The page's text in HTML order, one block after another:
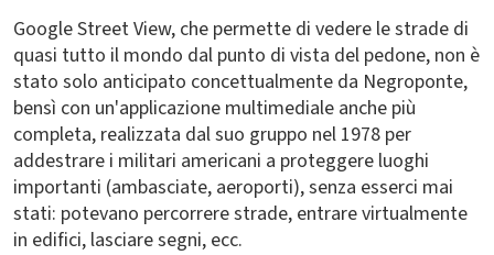
Google Street View, che permette di vedere le strade di
quasi tutto il mondo dal punto di vista del pedone, non è
stato solo anticipato concettualmente da Negroponte,
bensì con un'applicazione multimediale anche più
completa, realizzata dal suo gruppo nel 1978 per
addestrare i militari americani a proteggere luoghi
importanti (ambasciate, aeroporti), senza esserci mai
stati: potevano percorrere strade, entrare virtualmente
in edifici, lasciare segni, ecc.